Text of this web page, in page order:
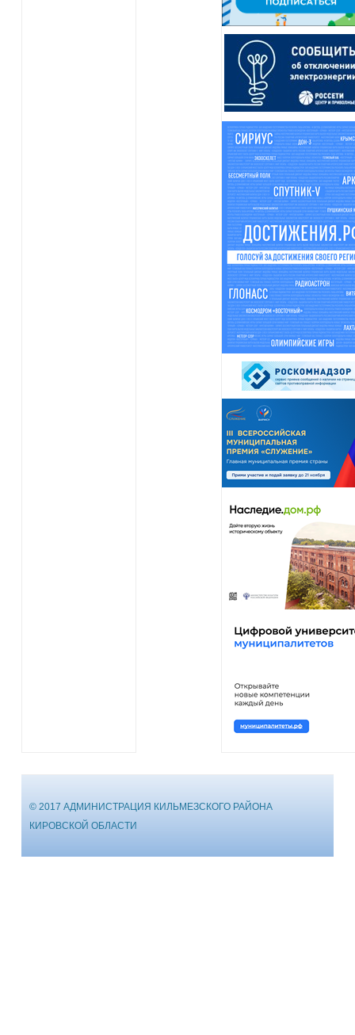
© 2017 АДМИНИСТРАЦИЯ КИЛЬМЕЗСКОГО РАЙОНА
КИРОВСКОЙ ОБЛАСТИ